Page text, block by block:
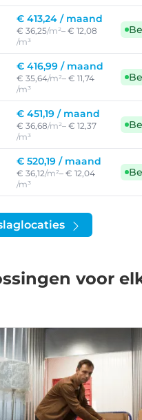
€ 413,24 / maand
€ 36,25/m²– € 12,08
/m³
€ 416,99 / maand
€ 35,64/m²– € 11,74
/m³
€ 451,19 / maand
€ 36,68/m²– € 12,37
/m³
€ 520,19 / maand
€ 36,12/m²– € 12,04
/m³
voor